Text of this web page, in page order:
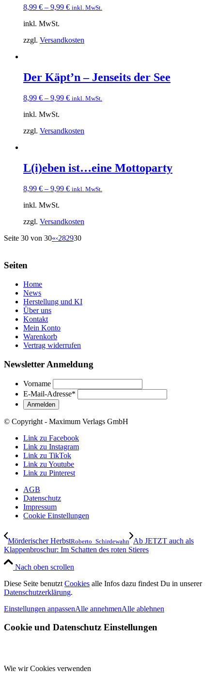
8,99 € – 9,99 € inkl. MwSt.
inkl. MwSt.
zzgl. Versandkosten
Der Käpt’n – Jenseits der See
8,99 € – 9,99 € inkl. MwSt.
inkl. MwSt.
zzgl. Versandkosten
L(i)eben ist…eine Mottoparty
8,99 € – 9,99 € inkl. MwSt.
inkl. MwSt.
zzgl. Versandkosten
Seite 30 von 30«‹282930
Seiten
Home
News
Herstellung und KI
Über uns
Kontakt
Mein Konto
Warenkorb
Vertrag widerrufen
Newsletter Anmeldung
Vorname
E-Mail-Adresse*
© Copyright - Maximum Verlags GmbH
Link zu Facebook
Link zu Instagram
Link zu TikTok
Link zu Youtube
Link zu Pinterest
AGB
Datenschutz
Impressum
Cookie Einstellungen
Mörderischer HerbstRoberto_Schirdewahn
Ab JETZT auch als
Klappenbroschur: Im Schatten des roten Stieres
Nach oben scrollen
Diese Seite benutzt Cookies alle Infos dazu findest Du in unserer
Datenschutzerklärung.
Einstellungen anpassenAlle annehmenAlle ablehnen
Cookie und Datenschutz Einstellungen
Wie wir Cookies verwenden